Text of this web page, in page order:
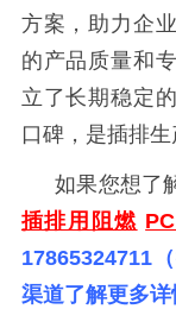
方案，助力企
的产品质量和
立了长期稳定
口碑，是插排
如果您想了
插排用阻燃
17865324711
渠道了解更多详